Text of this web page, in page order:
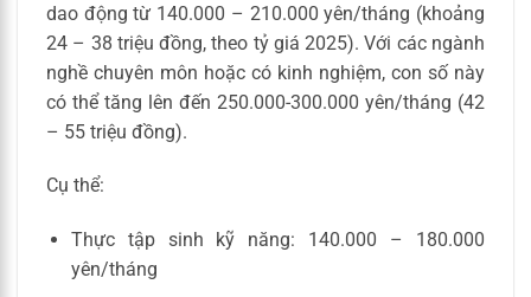
dao động từ 140.000 – 210.000 yên/tháng (khoảng
24 – 38 triệu đồng, theo tỷ giá 2025). Với các ngành
nghề chuyên môn hoặc có kinh nghiệm, con số này
có thể tăng lên đến 250.000-300.000 yên/tháng (42
– 55 triệu đồng).
Cụ thể:
Thực tập sinh kỹ năng: 140.000 – 180.000
yên/tháng